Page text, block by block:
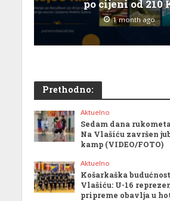
po cijeni od 210
1 month ago
Prethodno:
Aktuelno
Sedam dana
Na Vlašiću završen
kamp (VIDEO/FOTO)
Aktuelno
Košarkaška
Vlašiću: U-16
pripreme obavlja u